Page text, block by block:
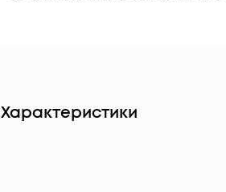
Характеристики